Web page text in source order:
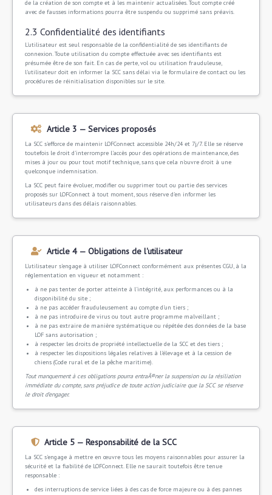
de la création de son compte et à les maintenir actualisées. Tout compte créé
avec de fausses informations pourra être suspendu ou supprimé sans préavis.
2.3 Confidentialité des identifiants
L'utilisateur est seul responsable de la confidentialité de ses identifiants de
connexion. Toute utilisation du compte effectuée avec ses identifiants est
présumée être de son fait. En cas de perte, vol ou utilisation frauduleuse,
l'utilisateur doit en informer la SCC sans délai via le formulaire de contact ou les
procédures de réinitialisation disponibles sur le site.
Article 3 — Services proposés
La SCC s'efforce de maintenir LOFConnect accessible 24h/24 et 7j/7. Elle se réserve
toutefois le droit d'interrompre l'accès pour des opérations de maintenance, des
mises à jour ou pour tout motif technique, sans que cela n'ouvre droit à une
quelconque indemnisation.
La SCC peut faire évoluer, modifier ou supprimer tout ou partie des services
proposés sur LOFConnect à tout moment, sous réserve d'en informer les
utilisateurs dans des délais raisonnables.
Article 4 — Obligations de l'utilisateur
L'utilisateur s'engage à utiliser LOFConnect conformément aux présentes CGU, à la
réglementation en vigueur et notamment :
à ne pas tenter de porter atteinte à l'intégrité, aux performances ou à la
disponibilité du site ;
à ne pas accéder frauduleusement au compte d'un tiers ;
à ne pas introduire de virus ou tout autre programme malveillant ;
à ne pas extraire de manière systématique ou répétée des données de la base
LOF sans autorisation ;
à respecter les droits de propriété intellectuelle de la SCC et des tiers ;
à respecter les dispositions légales relatives à l'élevage et à la cession de
chiens (Code rural et de la pêche maritime).
Tout manquement à ces obligations pourra entraÃ®ner la suspension ou la résiliation
immédiate du compte, sans préjudice de toute action judiciaire que la SCC se réserve
le droit d'engager.
Article 5 — Responsabilité de la SCC
La SCC s'engage à mettre en œuvre tous les moyens raisonnables pour assurer la
sécurité et la fiabilité de LOFConnect. Elle ne saurait toutefois être tenue
responsable :
des interruptions de service liées à des cas de force majeure ou à des pannes